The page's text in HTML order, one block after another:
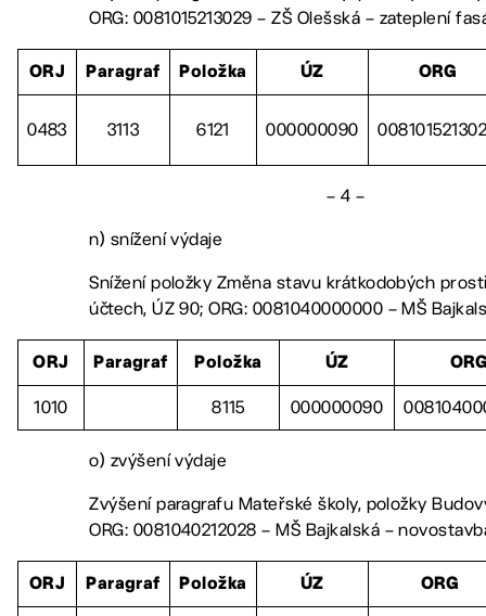
ORG: 0081015213029 – ZŠ Olešská – zateplení
ORJ Paragraf Položka ÚZ ORG
0483 3113 6121 000000090
– 4 –
n) snížení výdaje
Snížení položky Změna stavu krátkodobých
účtech, ÚZ 90; ORG: 0081040000000 – MŠ
ORJ Paragraf Položka ÚZ
1010 8115 000000090
o) zvýšení výdaje
Zvýšení paragrafu Mateřské školy, položky
ORG: 0081040212028 – MŠ Bajkalská –
ORJ Paragraf Položka ÚZ ORG